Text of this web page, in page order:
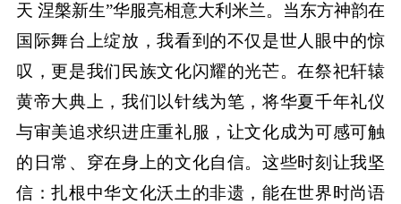
天 涅槃新生”华服亮相意大利米兰。当东方神韵在
国际舞台上绽放，我看到的不仅是世人眼中的惊
叹，更是我们民族文化闪耀的光芒。在祭祀轩辕
黄帝大典上，我们以针线为笔，将华夏千年礼仪
与审美追求织进庄重礼服，让文化成为可感可触
的日常、穿在身上的文化自信。这些时刻让我坚
信：扎根中华文化沃土的非遗，能在世界时尚语